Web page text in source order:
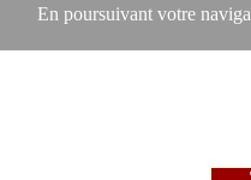
En poursuivant votre